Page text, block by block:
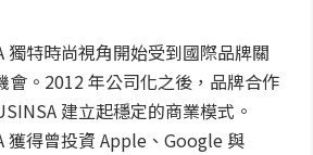
獨特時尚視角開始受到國際品牌關
會。2012 年公司化之後，品牌合作
建立起穩定的商業模式。
獲得曾投資 Apple、Google 與